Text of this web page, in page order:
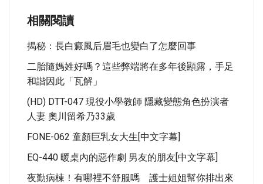
相關閱讀
揭秘：長白癜風后眉毛也變白了怎麼回事
二胎隨媽姓好嗎？這些弊端將在多年後顯露，手足
和諧因此「瓦解」
(HD) DTT-047 現役小學教師 隱藏變態角色扮演者
人妻 奧川留希乃33歲
FONE-062 童顏巨乳女大生[中文字幕]
EQ-440 暖桌內的惡作劇 男友的朋友[中文字幕]
夜勤病棟！有哪裡不舒服嗎 護士姐姐幫你排出來